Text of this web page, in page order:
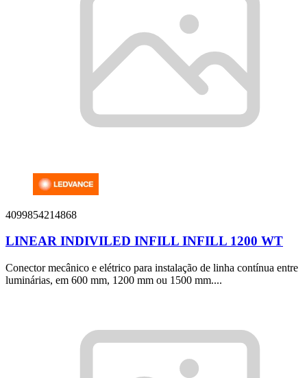
4099854214868
LINEAR INDIVILED INFILL INFILL 1200 WT
Conector mecânico e elétrico para instalação de linha contínua entre
luminárias, em 600 mm, 1200 mm ou 1500 mm....